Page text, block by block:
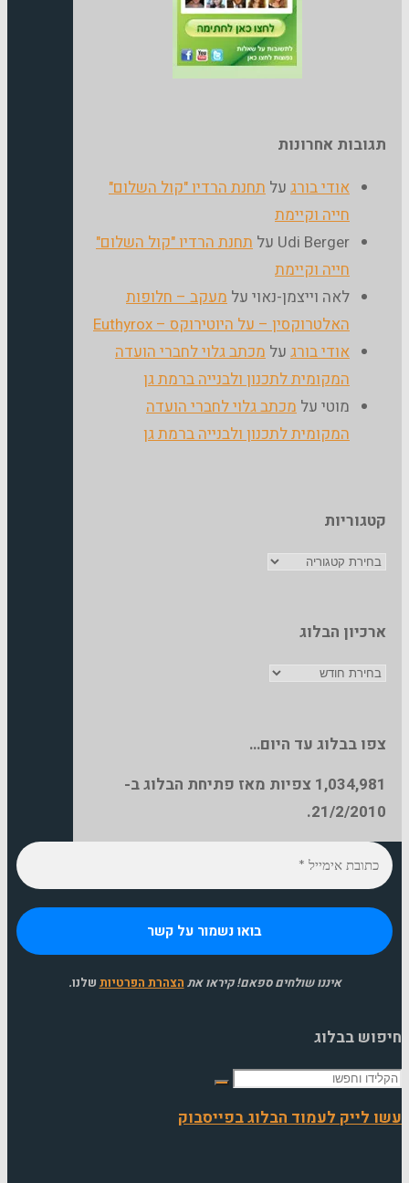
אחרונות
אודי בורגעלתחנת הרדיו "קול השלום"
חייה וקיימת
Udi Berger על תחנת הרדיו "קול השלום"
חייה וקיימת
לאה וייצמן-נאויעלמעקב – חלופות
האלטרוקסין – על היוטירוקס – Euthyrox
אודי בורגעלמכתב גלוי לחברי הועדה
המקומית לתכנון ולבנייה ברמת גן
מוטיעלמכתב גלוי לחברי הועדה
המקומית לתכנון ולבנייה ברמת גן
הבלוג
בבלוג עד היום…
צפיות מאז פתיחת הבלוג ב-
21/2/
איננו שולחים ספאם! קיראו אתהצהרת הפרטיותשלנו .
בבלוג
לייק לעמוד הבלוג בפייסבוק